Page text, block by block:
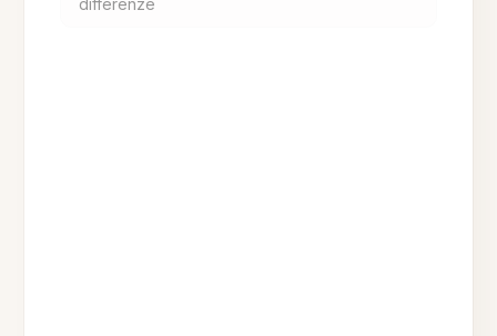
differenze